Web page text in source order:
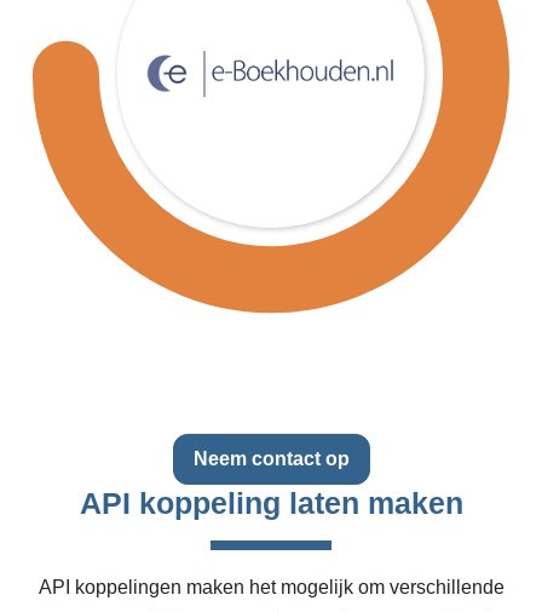
Neem contact op
API koppeling laten maken
API koppelingen maken het mogelijk om verschillende